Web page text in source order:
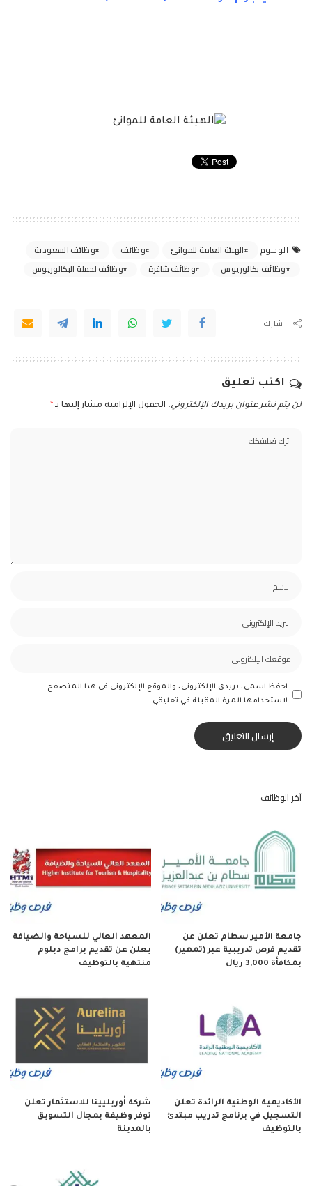
الوسوم الهيئة العامة للموانئ وظائف
وظائف السعودية
وظائف بكالوريوس
وظائف شاغرة وظائف لحملة البكالوريوس
شارك
اكتب تعليق
لن يتم نشر عنوان بريدك الإلكتروني. الحقول الإلزامية مشار إليها بـ *
احفظ اسمي، بريدي الإلكتروني، والموقع الإلكتروني في هذا المتصفح
لاستخدامها المرة المقبلة في تعليقي.
آخر الوظائف
جامعة الأمير سطام تعلن عن
تقديم فرص تدريبية عبر (تمهير)
بمكافأة 3,000 ريال
المعهد العالي للسياحة والضيافة
يعلن عن تقديم برامج دبلوم
منتهية بالتوظيف
الأكاديمية الوطنية الرائدة تعلن
التسجيل في برنامج تدريب مبتدئ
بالتوظيف
شركة أوريليينا للاستثمار تعلن
توفر وظيفة بمجال التسويق
بالمدينة